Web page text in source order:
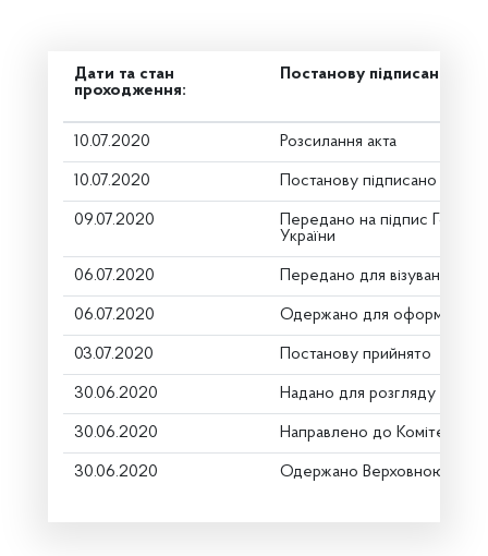
Дати та стан
проходження:
Постанову підписано
10.07.2020 Розсилання акта
10.07.2020 Постанову підписано
09.07.2020
Передано на підпис Голові
України
06.07.2020 Передано для візування в
06.07.2020 Одержано для оформлення
03.07.2020 Постанову прийнято
30.06.2020 Надано для розгляду
30.06.2020 Направлено до Комітету
30.06.2020 Одержано Верховною